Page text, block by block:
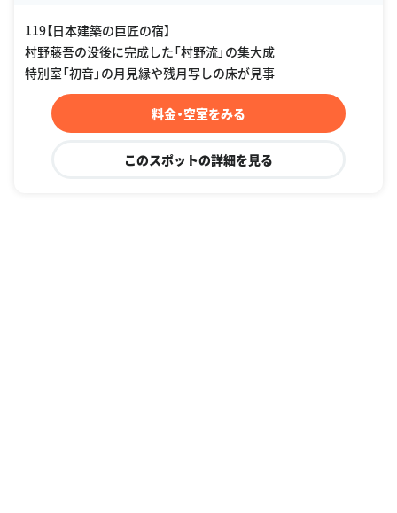
119【日本建築の巨匠の宿】
村野藤吾の没後に完成した「村野流」の集大成
特別室「初音」の月見縁や残月写しの床が見事
料金・空室をみる
このスポットの詳細を見る